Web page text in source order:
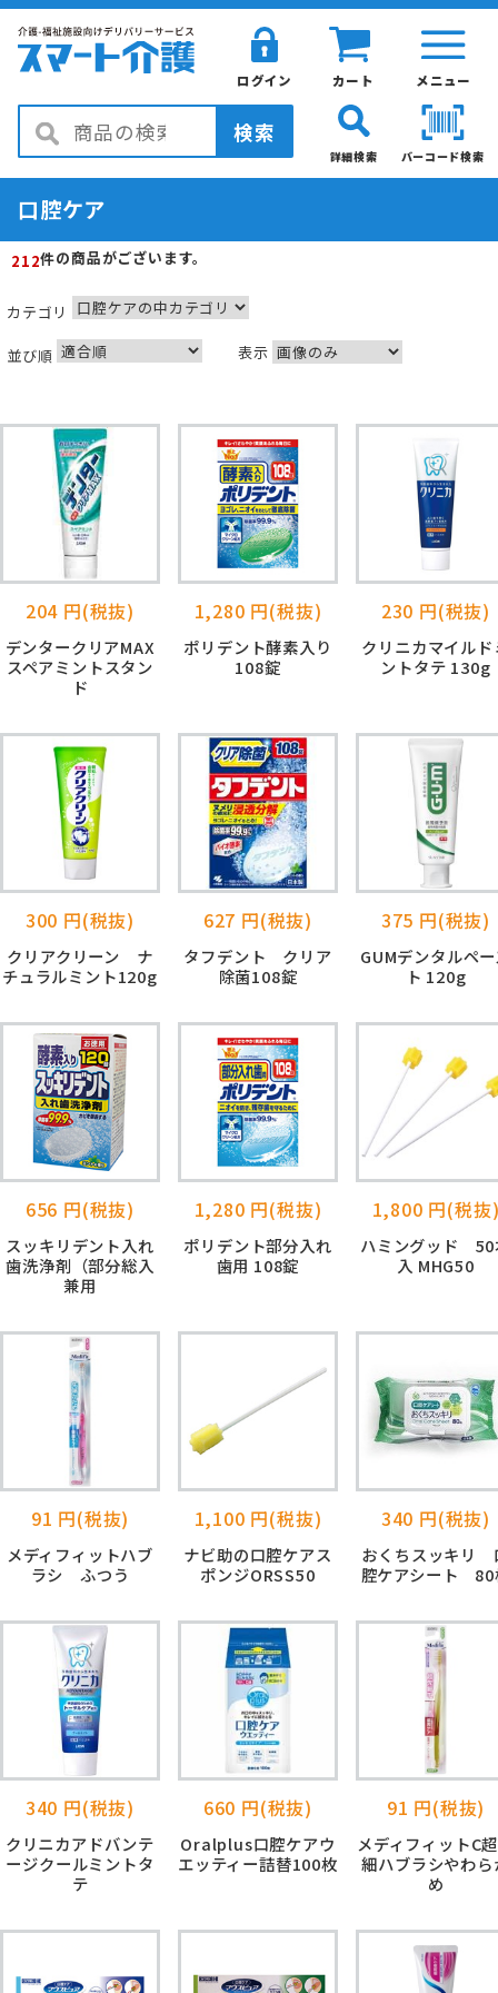
メニュー
カート
ログイン
検索
バーコード検索
詳細検索
口腔ケア
212件の商品がございます。
カテゴリ
並び順 表示
204 円(税抜)
デンタークリアMAX
スペアミントスタン
ド
1,280 円(税抜)
ポリデント酵素入り
108錠
230 円(税抜)
クリニカマイルド
ントタテ 130g
300 円(税抜)
クリアクリーン ナ
チュラルミント120g
627 円(税抜)
タフデント クリア
除菌108錠
375 円(税抜)
GUMデンタルペ
ト 120g
656 円(税抜)
スッキリデント入れ
歯洗浄剤（部分総入
兼用
1,280 円(税抜)
ポリデント部分入れ
歯用 108錠
1,800 円(税抜
ハミングッド 50
入 MHG50
91 円(税抜)
メディフィットハブ
ラシ ふつう
1,100 円(税抜)
ナビ助の口腔ケアス
ポンジORSS50
340 円(税抜)
おくちスッキリ
腔ケアシート 80
340 円(税抜)
クリニカアドバンテ
ージクールミントタ
テ
660 円(税抜)
Oralplus口腔ケアウ
エッティー詰替100枚
91 円(税抜)
メディフィットC
細ハブラシやわら
め